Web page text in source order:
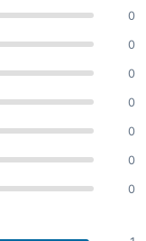
0
0
0
0
0
0
0